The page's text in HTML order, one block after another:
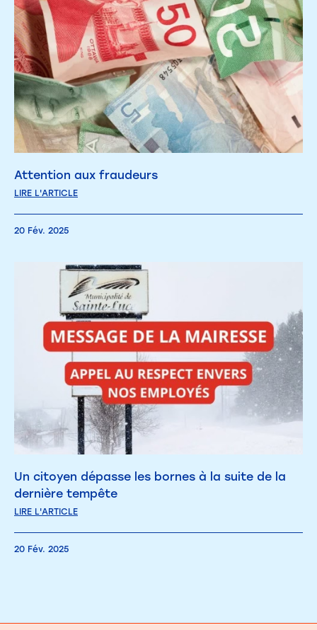
Attention aux fraudeurs
LIRE L'ARTICLE
20 Fév. 2025
Un citoyen dépasse les bornes à la suite de la
dernière tempête
LIRE L'ARTICLE
20 Fév. 2025